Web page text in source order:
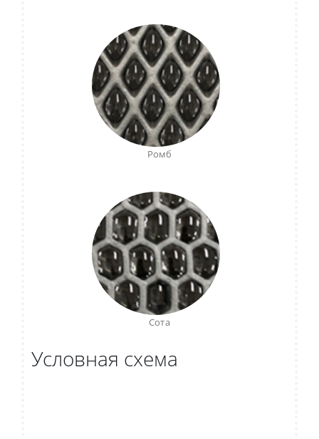
Ромб
Сота
Условная схема